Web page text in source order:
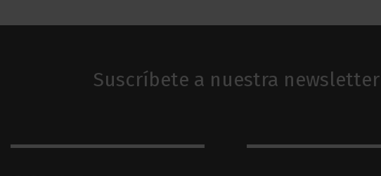
Suscríbete a nuestra newsletter